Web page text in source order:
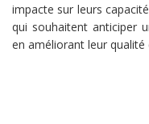
impacte sur leurs
qui souhaitent anticiper
en améliorant leur qualité